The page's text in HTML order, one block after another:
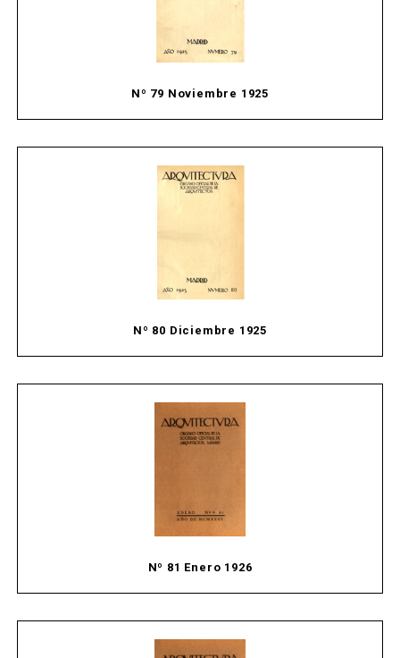
Nº 79 Noviembre 1925
Nº 80 Diciembre 1925
Nº 81 Enero 1926